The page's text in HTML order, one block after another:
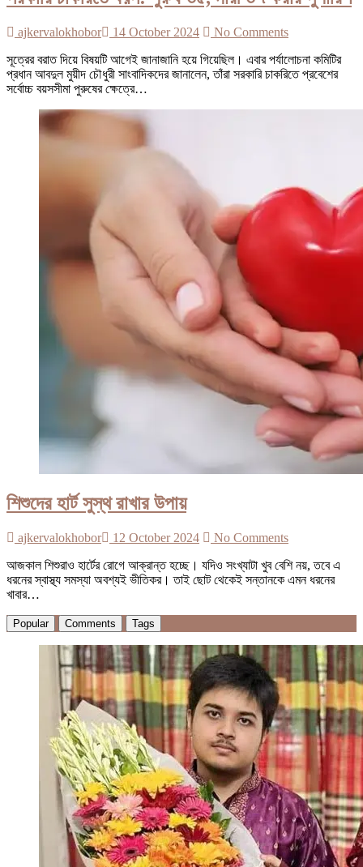
ajkervalokhobor 14 October 2024
No Comments
সূত্রের বরাত দিয়ে বিষয়টি আগেই জানাজানি হয়ে গিয়েছিল। এবার পর্যালোচনা কমিটির
প্রধান আবদুল মুয়ীদ চৌধুরী সাংবাদিকদের জানালেন, তাঁরা সরকারি চাকরিতে প্রবেশের
সর্বোচ্চ বয়সসীমা পুরুষের ক্ষেত্রে…
শিশুদের হার্ট সুস্থ রাখার উপায়
ajkervalokhobor 12 October 2024
No Comments
আজকাল শিশুরাও হার্টের রোগে আক্রান্ত হচ্ছে। যদিও সংখ্যাটা খুব বেশি নয়, তবে এ
ধরনের স্বাস্থ্য সমস্যা অবশ্যই ভীতিকর। তাই ছোট থেকেই সন্তানকে এমন ধরনের
খাবার…
Popular Comments Tags